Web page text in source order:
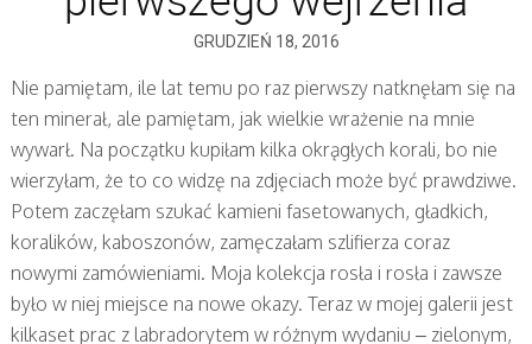
GRUDZIEŃ 18, 2016
Nie pamiętam, ile lat temu po raz pierwszy natknęłam się na
ten minerał, ale pamiętam, jak wielkie wrażenie na mnie
wywarł. Na początku kupiłam kilka okrągłych korali, bo nie
wierzyłam, że to co widzę na zdjęciach może być prawdziwe.
Potem zaczęłam szukać kamieni fasetowanych, gładkich,
koralików, kaboszonów, zamęczałam szlifierza coraz
nowymi zamówieniami. Moja kolekcja rosła i rosła i zawsze
było w niej miejsce na nowe okazy. Teraz w mojej galerii jest
kilkaset prac z labradorytem w różnym wydaniu – zielonym,